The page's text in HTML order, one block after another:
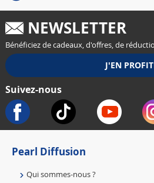
NEWSLETTER
Bénéficiez de cadeaux, d'offres, de
Suivez-nous
Pearl Diffusion
Qui sommes-nous ?